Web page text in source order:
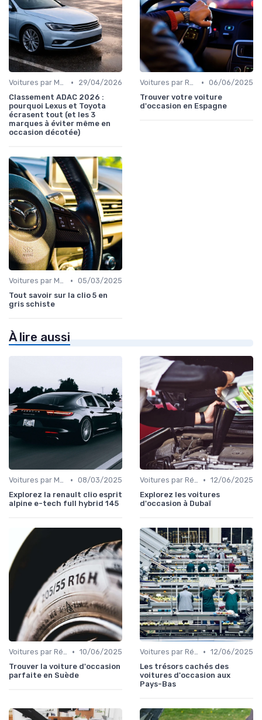
Voitures par Marque •
29/04/2026
Classement ADAC 2026 :
pourquoi Lexus et Toyota
écrasent tout (et les 3
marques à éviter même en
occasion décotée)
Voitures par Région • 06/06/2025
Trouver votre voiture
d'occasion en Espagne
Voitures par Modèle • 05/03/2025
Tout savoir sur la clio 5 en
gris schiste
À lire aussi
Voitures par Modèle • 08/03/2025
Explorez la renault clio esprit
alpine e-tech full hybrid 145
Voitures par Région • 12/06/2025
Explorez les voitures
d'occasion à Dubaï
Voitures par Région • 10/06/2025
Trouver la voiture d'occasion
parfaite en Suède
Voitures par Région • 12/06/2025
Les trésors cachés des
voitures d'occasion aux
Pays-Bas